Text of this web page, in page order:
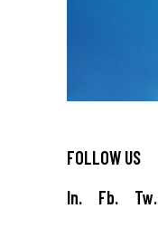
FOLLOW US
In.
Fb. Tw.